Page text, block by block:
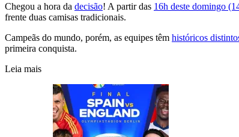
Chegou a hora da decisão! A partir das 16h deste domingo
frente duas camisas tradicionais.
Campeãs do mundo, porém, as equipes têm históricos
primeira conquista.
Leia mais